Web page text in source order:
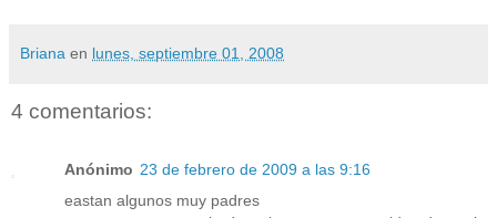
Briana en lunes, septiembre 01, 2008
4 comentarios:
Anónimo 23 de febrero de 2009 a las 9:16
eastan algunos muy padres